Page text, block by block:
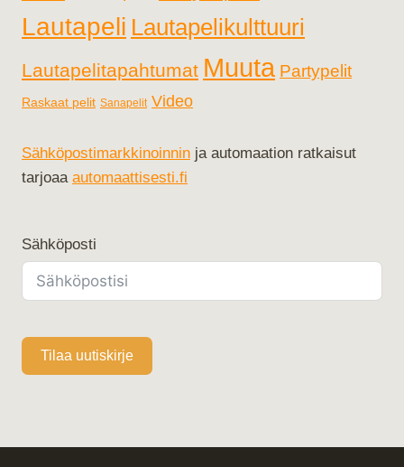
Lautapeli Lautapelikulttuuri
Lautapelitapahtumat Muuta Partypelit
Raskaat pelit Sanapelit Video
Sähköpostimarkkinoinnin ja automaation ratkaisut
tarjoaa automaattisesti.fi
Sähköposti
Tilaa uutiskirje